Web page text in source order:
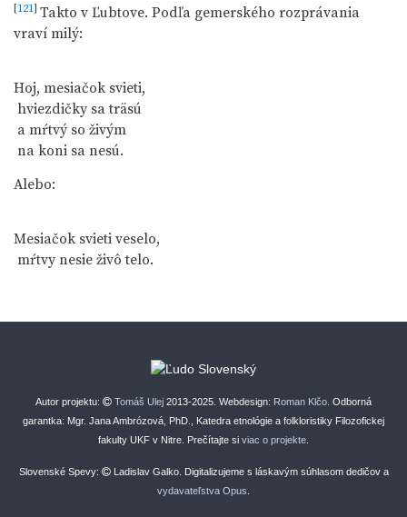
[121] Takto v Ľubtove. Podľa gemerského rozprávania
vraví milý:
Hoj, mesiačok svieti,
hviezdičky sa träsú
a mŕtvý so živým
Alebo:
Mesiačok svieti veselo,
Autor projektu: Tomáš Ulej 2013-2025. Webdesign: Roman Klčo . Odborná
garantka: Mgr. Jana Ambrózová, PhD., Katedra etnológie a folkloristiky Filozofickej
fakulty UKF v Nitre. Prečítajte si viac o projekte
Slovenské Spevy:
Ladislav Galko. Digitalizujeme s láskavým súhlasom dedičov a
vydavateľstva Opus